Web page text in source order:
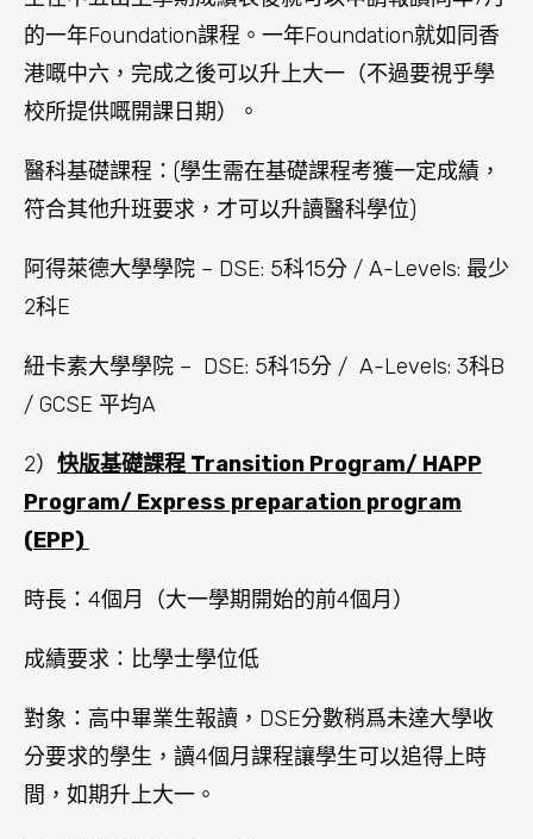
的一年Foundation課程。一年Foundation就如同香
港嘅中六，完成之後可以升上大一（不過要視乎學
校所提供嘅開課日期）。
醫科基礎課程：(學生需在基礎課程考獲一定成績，
符合其他升班要求，才可以升讀醫科學位)
阿得萊德大學學院 – DSE: 5科15分 / A-Levels: 最少
2科E
紐卡素大學學院 – DSE: 5科15分 / A-Levels: 3科B
/ GCSE 平均A
2） 快版基礎課程 Transition Program/ HAPP
Program/ Express preparation program
(EPP)
時長：4個月（大一學期開始的前4個月）
成績要求：比學士學位低
對象：高中畢業生報讀，DSE分數稍爲未達大學收
分要求的學生，讀4個月課程讓學生可以追得上時
間，如期升上大一。